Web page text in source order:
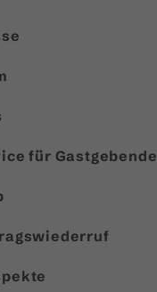
für Gastgebende